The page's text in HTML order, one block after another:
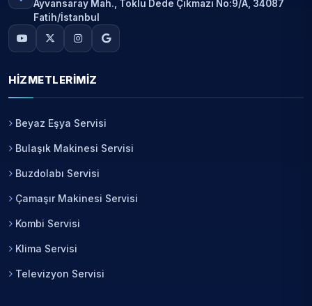
Ayvansaray Mah., Toklu Dede Çıkmazı No:9/A, 34087
Fatih/İstanbul
HIZMETLERIMIZ
Beyaz Eşya Servisi
Bulaşık Makinesi Servisi
Buzdolabı Servisi
Çamaşır Makinesi Servisi
Kombi Servisi
Klima Servisi
Televizyon Servisi